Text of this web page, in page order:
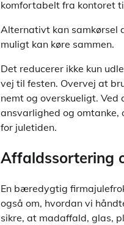
komfortabelt fra kontoret
Alternativt kan samkørsel
muligt kan køre sammen.
Det reducerer ikke kun
vej til festen. Overvej at
nemt og overskueligt.
ansvarlighed og
for juletiden.
Affaldssortering
En bæredygtig
også om, hvordan vi
sikre, at madaffald, glas,